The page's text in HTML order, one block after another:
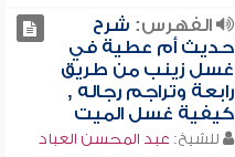
الفهرس: شرح
حديث أم عطية في
غسل زينب من طريق
رابعة وتراجم رجاله ,
كيفية غسل الميت
للشيخ: عبد المحسن العباد